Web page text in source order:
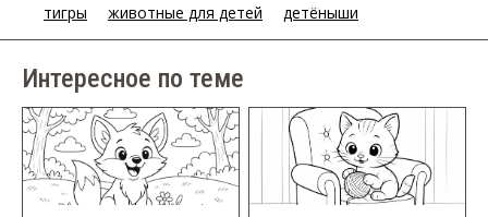
тигры животные для детей детёныши
Интересное по теме